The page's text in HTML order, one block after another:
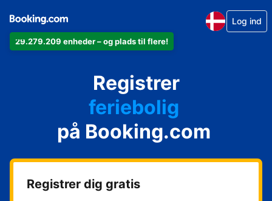
29.279.209 enheder – og plads til flere!
Log ind
Registrer
din lejlighed
dit hotel
feriebolig
dit pensionat
dit bed & breakfast
på Booking.com
Registrer dig gratis